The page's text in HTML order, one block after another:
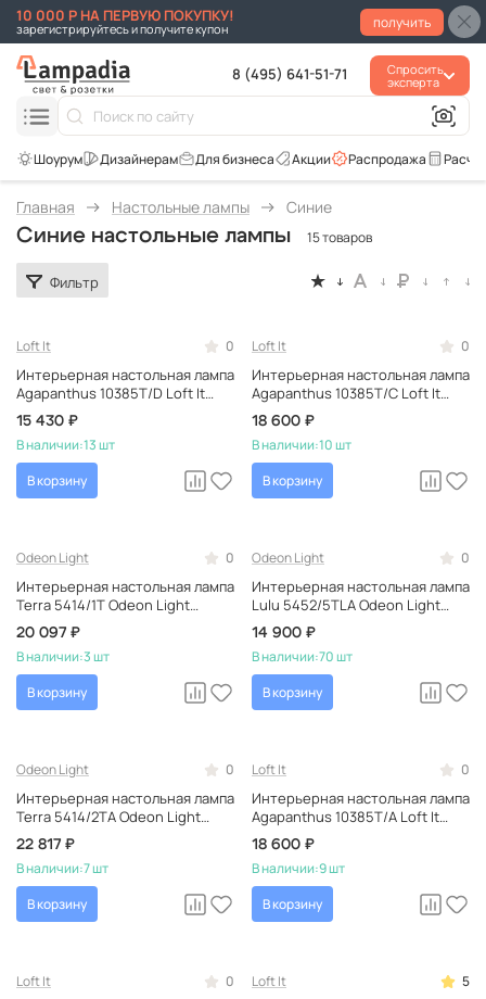
10 000 Р НА ПЕРВУЮ ПОКУПКУ!
зарегистрируйтесь и получите купон получить
8 (495) 641-51-71
Спросить
эксперта
Распродажа
Акции
Для бизнеса
Главная Настольные лампы Синие
Синие настольные лампы 15 товаров
Фильтр
Loft It 0
Интерьерная настольная лампа
Agapanthus 10385T/D Loft It
белая, с цветами,
керамическая, тканевая
15 430 ₽
В наличии:13 шт
В корзину
Loft It 0
Интерьерная настольная лампа
Agapanthus 10385T/C Loft It
белая, с цветами,
керамическая, тканевая
18 600 ₽
В наличии:10 шт
В корзину
Odeon Light 0
Интерьерная настольная лампа
Terra 5414/1T Odeon Light
синяя, итальянская, в
классическом стиле
20 097 ₽
В наличии:3 шт
В корзину
Odeon Light 0
Интерьерная настольная лампа
Lulu 5452/5TLA Odeon Light
синяя, светодиодная,
итальянская, металлическая
14 900 ₽
В наличии:70 шт
В корзину
Odeon Light 0
Интерьерная настольная лампа
Terra 5414/2TA Odeon Light
синяя, итальянская, в
классическом стиле
22 817 ₽
В наличии:7 шт
В корзину
Loft It 0
Интерьерная настольная лампа
Agapanthus 10385T/A Loft It
белая, с цветами,
керамическая, тканевая
18 600 ₽
В наличии:9 шт
В корзину
Loft It 0 Loft It 5